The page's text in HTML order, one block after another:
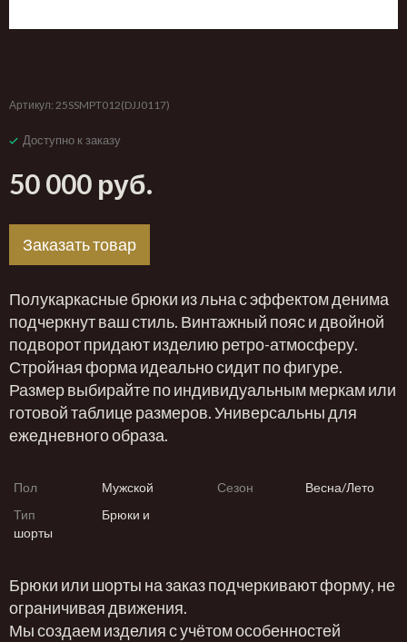
Артикул: 25SSMPT012(DJJ0117)
Доступно к заказу
50 000 руб.
Заказать товар
Полукаркасные брюки из льна с эффектом денима
подчеркнут ваш стиль. Винтажный пояс и двойной
подворот придают изделию ретро-атмосферу.
Стройная форма идеально сидит по фигуре.
Размер выбирайте по индивидуальным меркам или
готовой таблице размеров. Универсальны для
ежедневного образа.
Пол Мужской Сезон
Весна/Лето
Тип
Брюки и
шорты
Брюки или шорты на заказ подчеркивают форму, не
ограничивая движения.
Мы создаем изделия с учётом особенностей